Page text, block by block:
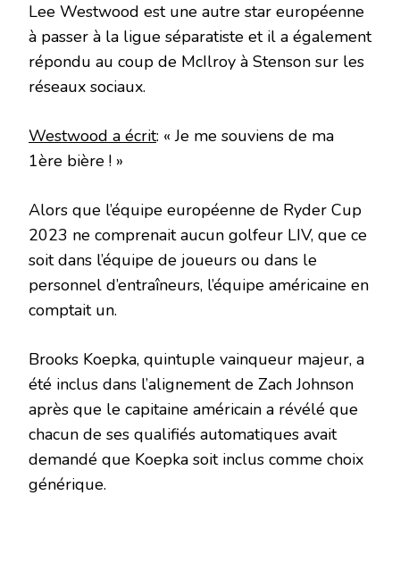
Lee Westwood est une autre star européenne
à passer à la ligue séparatiste et il a également
répondu au coup de McIlroy à Stenson sur les
réseaux sociaux.
Westwood a écrit: « Je me souviens de ma
1ère bière ! »
Alors que l’équipe européenne de Ryder Cup
2023 ne comprenait aucun golfeur LIV, que ce
soit dans l’équipe de joueurs ou dans le
personnel d’entraîneurs, l’équipe américaine en
comptait un.
Brooks Koepka, quintuple vainqueur majeur, a
été inclus dans l’alignement de Zach Johnson
après que le capitaine américain a révélé que
chacun de ses qualifiés automatiques avait
demandé que Koepka soit inclus comme choix
générique.